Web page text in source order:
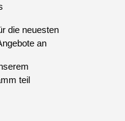
die neuesten
an
teil